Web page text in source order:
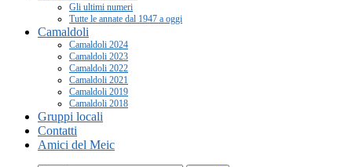
Gli ultimi numeri
Tutte le annate dal 1947 a oggi
Camaldoli
Camaldoli 2024
Camaldoli 2023
Camaldoli 2022
Camaldoli 2021
Camaldoli 2019
Camaldoli 2018
Gruppi locali
Contatti
Amici del Meic